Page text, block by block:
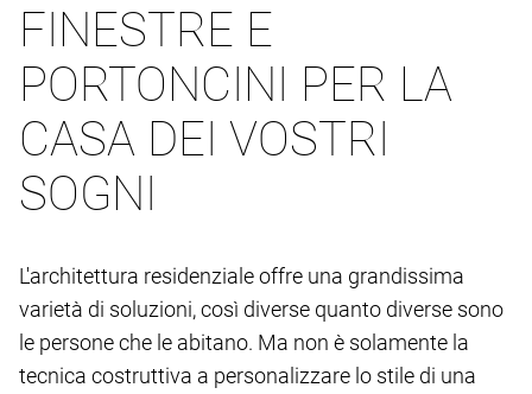
FINESTRE E
PORTONCINI PER LA
CASA DEI VOSTRI
SOGNI
L'architettura residenziale offre una grandissima
varietà di soluzioni, così diverse quanto diverse sono
le persone che le abitano. Ma non è solamente la
tecnica costruttiva a personalizzare lo stile di una